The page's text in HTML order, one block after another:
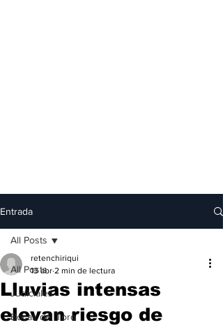
Entrada
All Posts
Judiciales
Bocas del Toro
All Posts
Lluvias intensas
elevan riesgo de
retenchiriqui
13 abr 2 min de lectura